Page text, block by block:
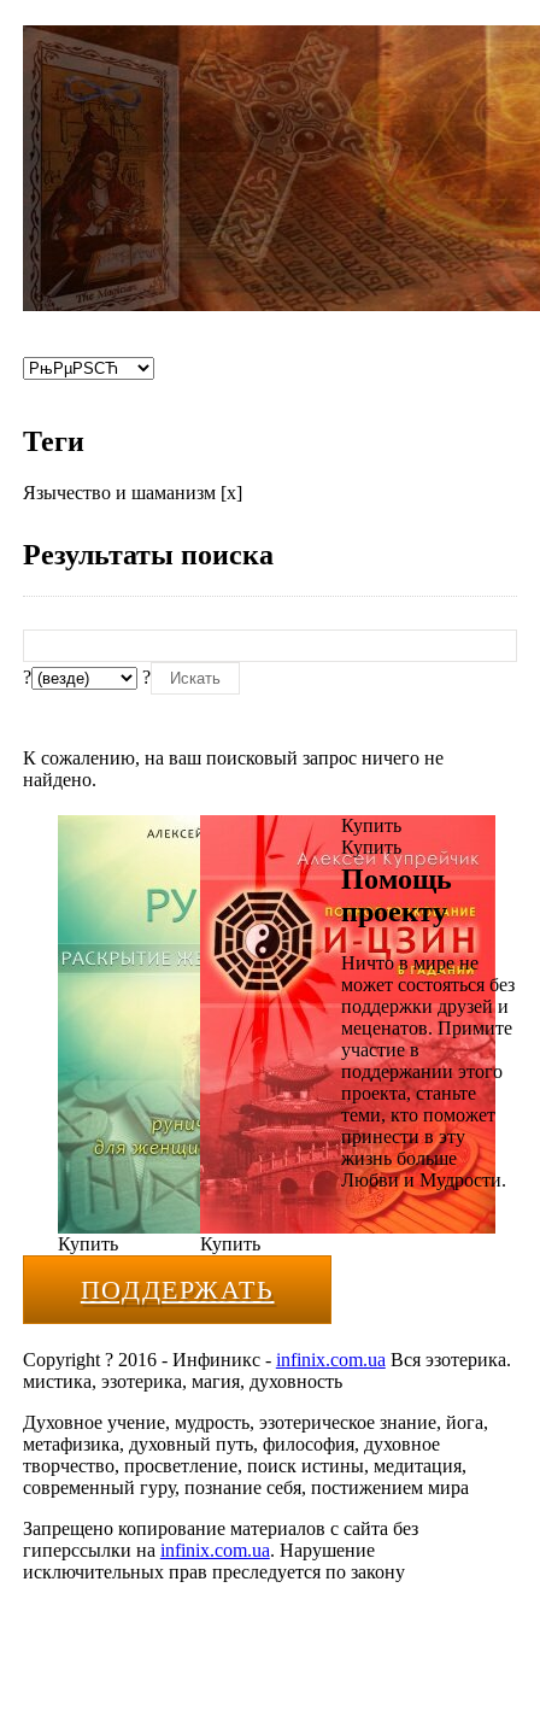
Теги
Язычество и шаманизм [x]
Результаты поиска
? ?
К сожалению, на ваш поисковый запрос ничего не
найдено.
Купить Купить
Купить
Купить
Помощь
проекту
Ничто в мире не
может состояться без
поддержки друзей и
меценатов. Примите
участие в
поддержании этого
проекта, станьте
теми, кто поможет
принести в эту
жизнь больше
Любви и Мудрости.
ПОДДЕРЖАТЬ
Copyright ? 2016 - Инфиникс - infinix.com.ua Вся эзотерика.
мистика, эзотерика, магия, духовность
Духовное учение, мудрость, эзотерическое знание, йога,
метафизика, духовный путь, философия, духовное
творчество, просветление, поиск истины, медитация,
современный гуру, познание себя, постижением мира
Запрещено копирование материалов с сайта без
гиперссылки на infinix.com.ua. Нарушение
исключительных прав преследуется по закону